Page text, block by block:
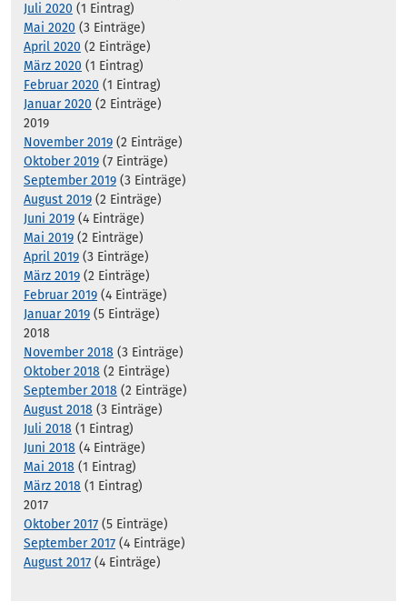
Juli 2020 (1 Eintrag)
Mai 2020 (3 Einträge)
April 2020 (2 Einträge)
März 2020 (1 Eintrag)
Februar 2020 (1 Eintrag)
Januar 2020 (2 Einträge)
2019
November 2019 (2 Einträge)
Oktober 2019 (7 Einträge)
September 2019 (3 Einträge)
August 2019 (2 Einträge)
Juni 2019 (4 Einträge)
Mai 2019 (2 Einträge)
April 2019 (3 Einträge)
März 2019 (2 Einträge)
Februar 2019 (4 Einträge)
Januar 2019 (5 Einträge)
2018
November 2018 (3 Einträge)
Oktober 2018 (2 Einträge)
September 2018 (2 Einträge)
August 2018 (3 Einträge)
Juli 2018 (1 Eintrag)
Juni 2018 (4 Einträge)
Mai 2018 (1 Eintrag)
März 2018 (1 Eintrag)
2017
Oktober 2017 (5 Einträge)
September 2017 (4 Einträge)
August 2017 (4 Einträge)